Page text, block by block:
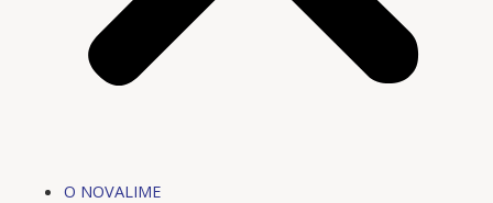
O NOVALIME